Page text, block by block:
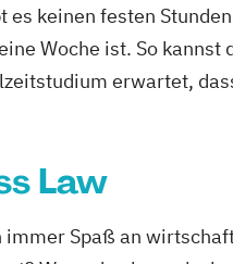
es keinen festen
Woche ist. So
erwartet,
Law
immer Spaß an